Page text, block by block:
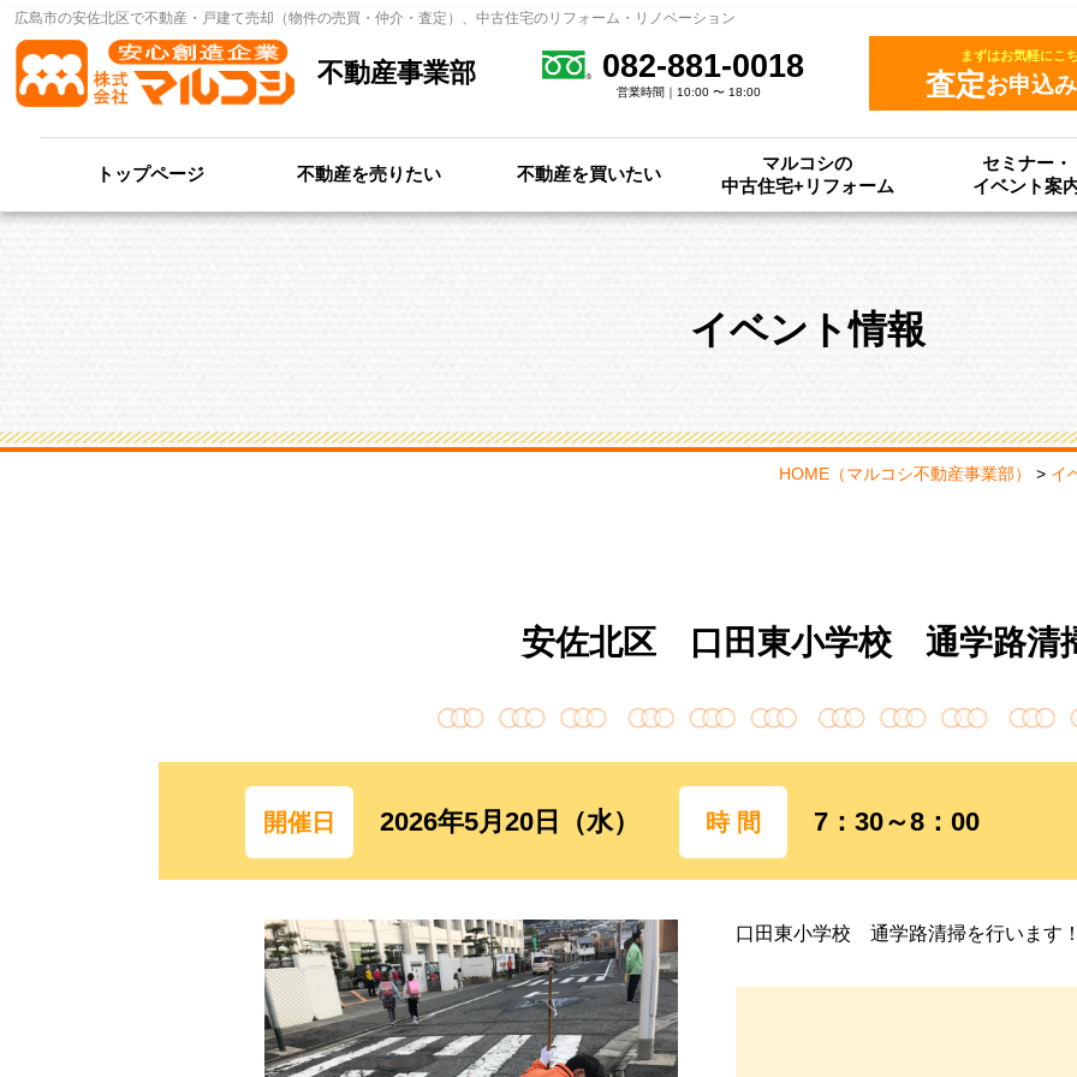
広島市の安佐北区で不動産・戸建て売却（物件の売買・仲介・査定）、中古住宅のリフォーム・リノベーション
不動産事業部 082-881-0018
営業時間｜10:00 〜 18:00
まずはお気軽にこ
査定お申込
トップページ 不動産を売りたい 不動産を買いたい
マルコシの
中古住宅+リフォーム
セミナー・
イベント案
イベント情報
HOME （マルコシ不動産事業部） > イ
安佐北区 口田東小学校 通学路清
開催日 2026年5月20日（水） 時 間 7：30～8：00
口田東小学校 通学路清掃を行います